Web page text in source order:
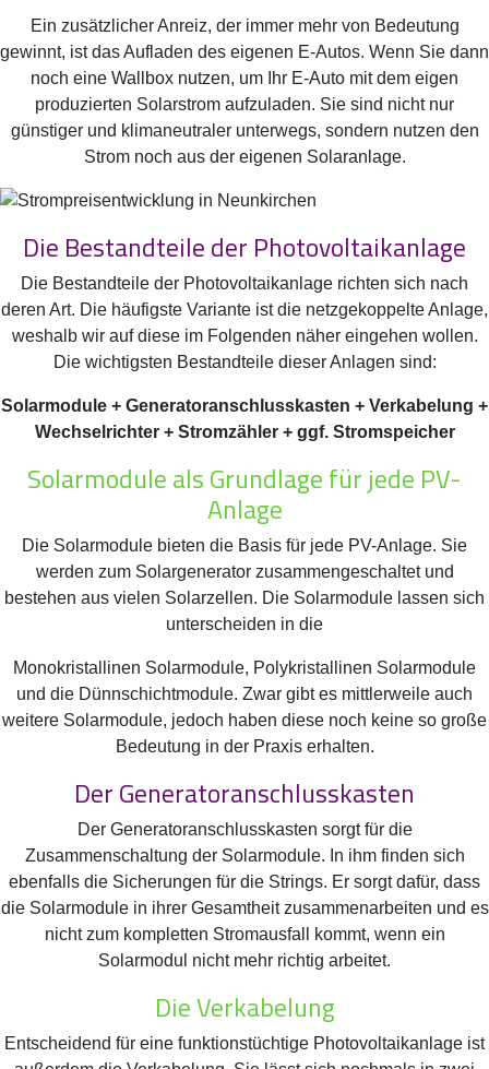
Ein zusätzlicher Anreiz, der immer mehr von Bedeutung
gewinnt, ist das Aufladen des eigenen E-Autos. Wenn Sie dann
noch eine Wallbox nutzen, um Ihr E-Auto mit dem eigen
produzierten Solarstrom aufzuladen. Sie sind nicht nur
günstiger und klimaneutraler unterwegs, sondern nutzen den
Strom noch aus der eigenen Solaranlage.
Die Bestandteile der Photovoltaikanlage
Die Bestandteile der Photovoltaikanlage richten sich nach
deren Art. Die häufigste Variante ist die netzgekoppelte Anlage,
weshalb wir auf diese im Folgenden näher eingehen wollen.
Die wichtigsten Bestandteile dieser Anlagen sind:
Solarmodule + Generatoranschlusskasten + Verkabelung +
Wechselrichter + Stromzähler + ggf. Stromspeicher
Solarmodule als Grundlage für jede PV-
Anlage
Die Solarmodule bieten die Basis für jede PV-Anlage. Sie
werden zum Solargenerator zusammengeschaltet und
bestehen aus vielen Solarzellen. Die Solarmodule lassen sich
unterscheiden in die
Monokristallinen Solarmodule, Polykristallinen Solarmodule
und die Dünnschichtmodule. Zwar gibt es mittlerweile auch
weitere Solarmodule, jedoch haben diese noch keine so große
Bedeutung in der Praxis erhalten.
Der Generatoranschlusskasten
Der Generatoranschlusskasten sorgt für die
Zusammenschaltung der Solarmodule. In ihm finden sich
ebenfalls die Sicherungen für die Strings. Er sorgt dafür, dass
die Solarmodule in ihrer Gesamtheit zusammenarbeiten und es
nicht zum kompletten Stromausfall kommt, wenn ein
Solarmodul nicht mehr richtig arbeitet.
Die Verkabelung
Entscheidend für eine funktionstüchtige Photovoltaikanlage ist